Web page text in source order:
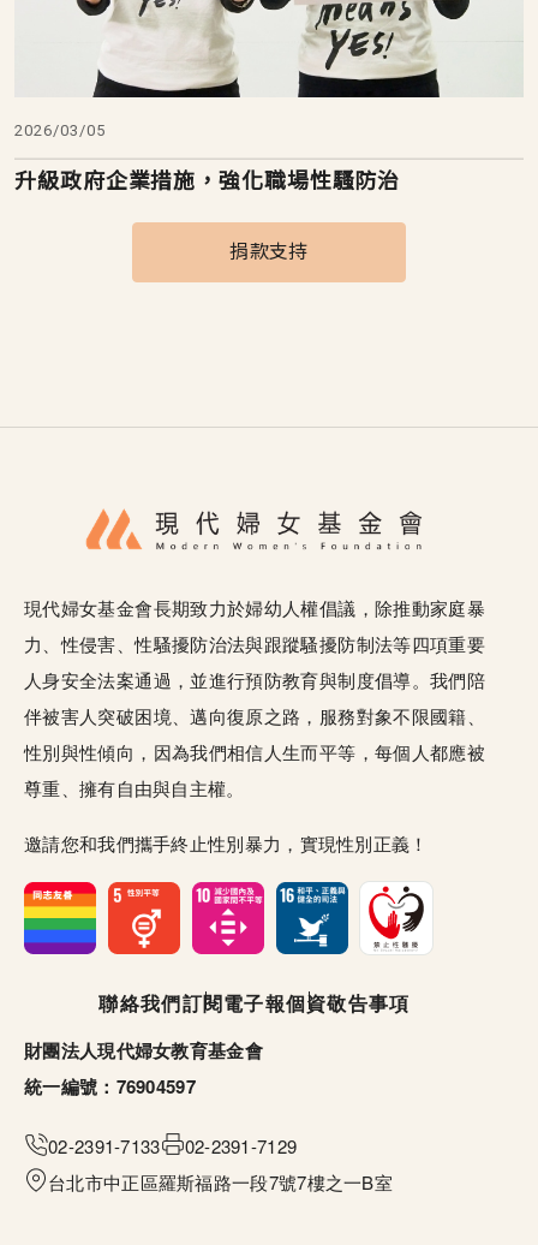
2026/03/05
升級政府企業措施，強化職場性騷防治
捐款支持
現代婦女基金會長期致力於婦幼人權倡議，除推動家庭暴
力、性侵害、性騷擾防治法與跟蹤騷擾防制法等四項重要
人身安全法案通過，並進行預防教育與制度倡導。我們陪
伴被害人突破困境、邁向復原之路，服務對象不限國籍、
性別與性傾向，因為我們相信人生而平等，每個人都應被
尊重、擁有自由與自主權。
邀請您和我們攜手終止性別暴力，實現性別正義！
聯絡我們訂閱電子報個資敬告事項
財團法人現代婦女教育基金會
統一編號：76904597
02-2391-7133
02-2391-7129
台北市中正區羅斯福路一段7號7樓之一B室